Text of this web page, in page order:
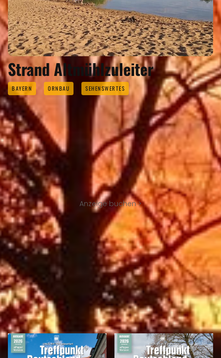
Strand Altmühlzuleiter
BAYERN ORNBAU SEHENSWERTES
Anzeige buchen >
REISEMAGAZINE
IN DIESEN REISEMAGAZINEN FINDEN SIE ANSBACH UND DEN LANDKREIS
ANSBACH